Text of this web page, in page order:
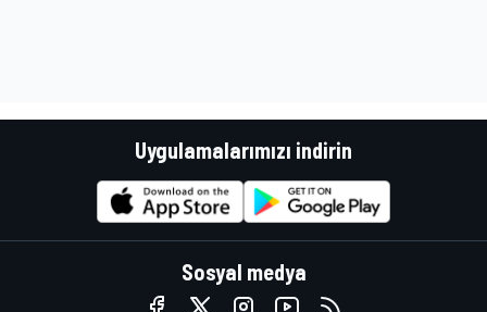
Uygulamalarımızı indirin
Sosyal medya